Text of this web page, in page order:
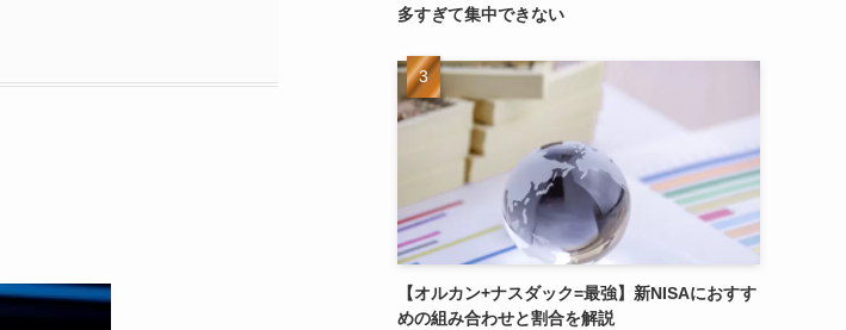
多すぎて集中できない
【オルカン+ナスダック=最強】新NISAにおすす
めの組み合わせと割合を解説